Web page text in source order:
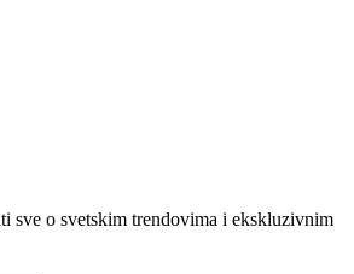
sve o svetskim trendovima i ekskluzivnim